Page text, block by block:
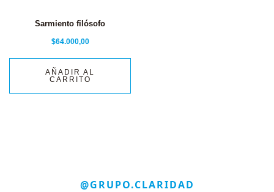
Sarmiento filósofo
$64.000,00
AÑADIR AL
CARRITO
@GRUPO.CLARIDAD